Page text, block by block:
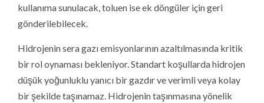
kullanıma sunulacak, toluen ise ek döngüler için geri
gönderilebilecek.
Hidrojenin sera gazı emisyonlarının azaltılmasında kritik
bir rol oynaması bekleniyor. Standart koşullarda hidrojen
düşük yoğunluklu yanıcı bir gazdır ve verimli veya kolay
bir şekilde taşınamaz. Hidrojenin taşınmasına yönelik